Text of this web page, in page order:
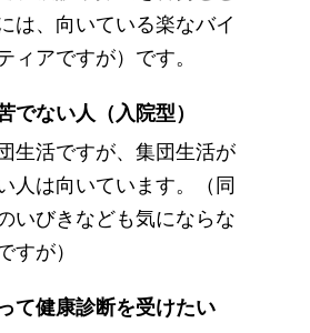
は、向いている楽なバイ
ィアですが）です。
でない人（入院型）
生活ですが、集団生活が
人は向いています。（同
いびきなども気にならな
すが）
て健康診断を受けたい